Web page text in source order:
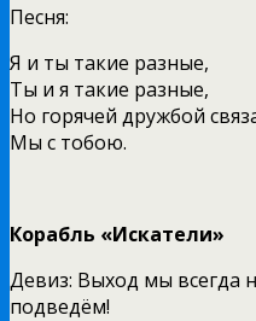
Песня:
Я и ты такие разные,
Ты и я такие разные,
Но горячей дружбой
Мы с тобою.
Корабль «Искатели»
Девиз: Выход мы всегда
подведём!